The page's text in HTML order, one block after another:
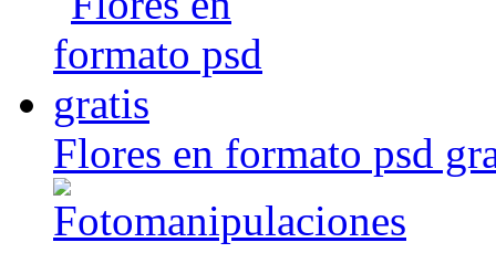
Flores en formato psd